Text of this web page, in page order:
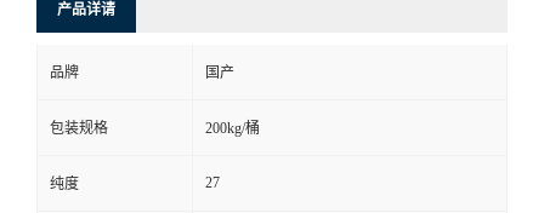
产品详请
品牌 国产
包装规格 200kg/桶
纯度 27